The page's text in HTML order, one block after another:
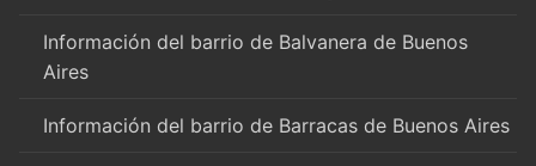
Información del barrio de Balvanera de Buenos
Aires
Información del barrio de Barracas de Buenos Aires